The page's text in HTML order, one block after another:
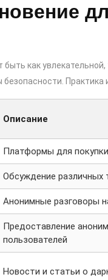
как
Описание
Платформы для
Обсуждение различных
Анонимные разговоры
Предоставление
пользователей
Новости и статьи о